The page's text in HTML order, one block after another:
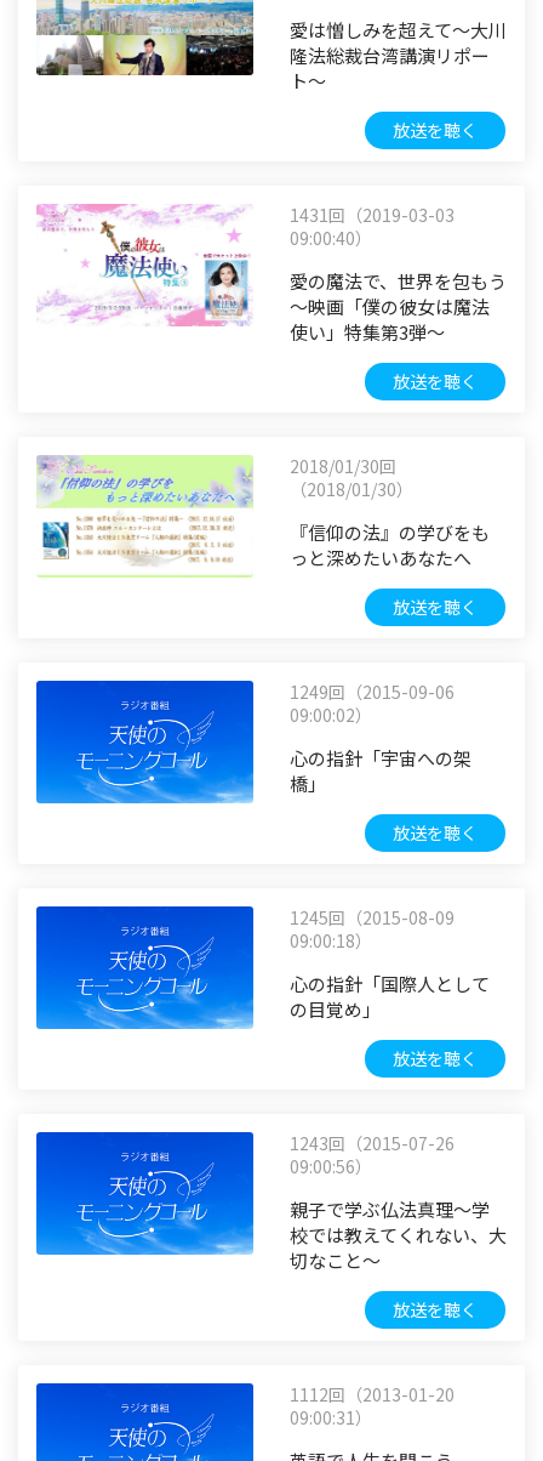
愛は憎しみを超えて～大川
隆法総裁台湾講演リポー
ト～
放送を聴く
1431回（2019-03-03
09:00:40）
愛の魔法で、世界を包もう
～映画「僕の彼女は魔法
使い」特集第3弾～
放送を聴く
2018/01/30回
（2018/01/30）
『信仰の法』の学びをも
っと深めたいあなたへ
放送を聴く
1249回（2015-09-06
09:00:02）
心の指針「宇宙への架
橋」
放送を聴く
1245回（2015-08-09
09:00:18）
心の指針「国際人として
の目覚め」
放送を聴く
1243回（2015-07-26
09:00:56）
親子で学ぶ仏法真理～学
校では教えてくれない、大
切なこと～
放送を聴く
1112回（2013-01-20
09:00:31）